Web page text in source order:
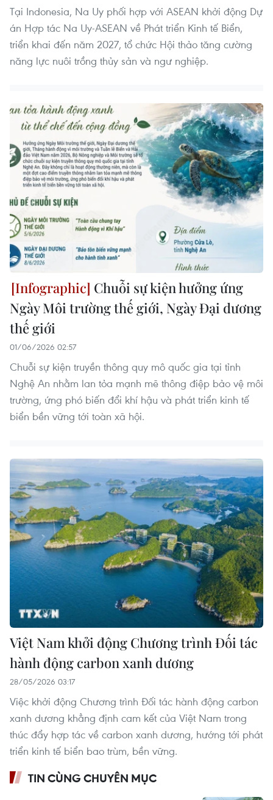
Tại Indonesia, Na Uy phối hợp với ASEAN khởi động Dự
án Hợp tác Na Uy-ASEAN về Phát triển Kinh tế Biển,
triển khai đến năm 2027, tổ chức Hội thảo tăng cường
năng lực nuôi trồng thủy sản và ngư nghiệp.
Chuỗi sự kiện hưởng ứng
Ngày Môi trường thế giới, Ngày Đại dương
thế giới
01/06/2026 02:57
Chuỗi sự kiện truyền thông quy mô quốc gia tại tỉnh
Nghệ An nhằm lan tỏa mạnh mẽ thông điệp bảo vệ môi
trường, ứng phó biến đổi khí hậu và phát triển kinh tế
biển bền vững tới toàn xã hội.
Việt Nam khởi động Chương trình Đối tác
hành động carbon xanh dương
28/05/2026 03:17
Việc khởi động Chương trình Đối tác hành động carbon
xanh dương khẳng định cam kết của Việt Nam trong
thúc đẩy hợp tác về carbon xanh dương, hướng tới phát
triển kinh tế biển bao trùm, bền vững.
TIN CÙNG CHUYÊN MỤC